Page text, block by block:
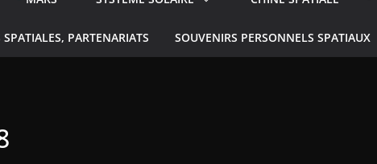
SPATIALES, PARTENARIATS SOUVENIRS PERSONNELS SPATIAUX